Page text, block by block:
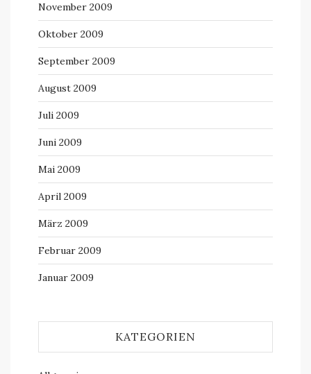
November 2009
Oktober 2009
September 2009
August 2009
Juli 2009
Juni 2009
Mai 2009
April 2009
März 2009
Februar 2009
Januar 2009
KATEGORIEN